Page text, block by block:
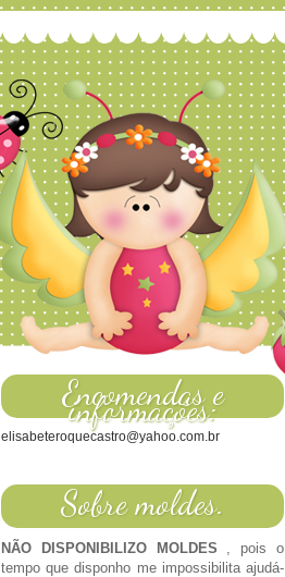
Encomendas e
informações:
elisabeteroquecastro@yahoo.com.br
Sobre moldes.
NÃO DISPONIBILIZO MOLDES , pois o
tempo que disponho me impossibilita ajudá-